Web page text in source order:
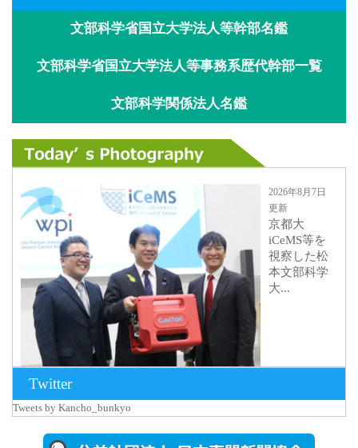
文部科学省国立大学法人等幹部名鑑
文部科学省国立大学法人等事務系歴代幹部一覧
文部科学関係法人名鑑
2026年8月7日
更新
京都大
iCeMS等を
視察した松
本文部科学
大...
2026年8月5日
Twitter
Tweets by Kancho_bunkyo